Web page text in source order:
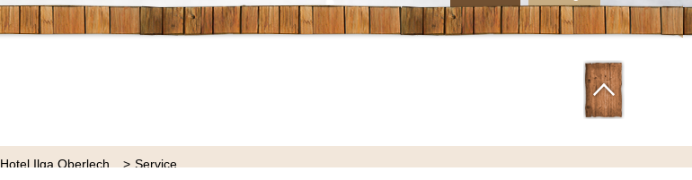
Hotel Ilga Oberlech Service